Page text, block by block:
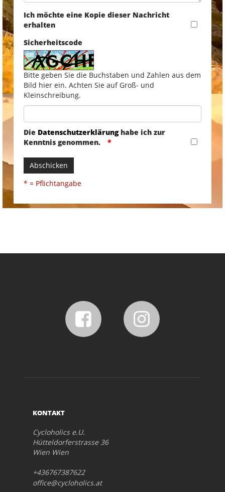
Ich möchte eine Kopie dieser Nachricht
erhalten
Sicherheitscode
Bitte geben Sie die Buchstaben und Zahlen aus dem
Bild hier ein. Achten Sie auf Groß- und
Kleinschreibung.
Die Datenschutzerklärunghabe ich zur
Kenntnis genommen.
Abschicken
* = Pflichtangabe
KONTAKT
Cycloholics e.U.
Hütteldorferstrasse 36
Wien Wien
+436767387622
office@cycloholics.at